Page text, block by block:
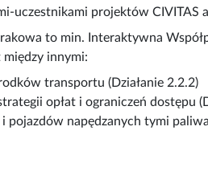
uczestnikami projektów
to min. Interaktywna
innymi:
transportu (Działanie 2.2.2)
opłat i ograniczeń dostępu
pojazdów napędzanych tymi